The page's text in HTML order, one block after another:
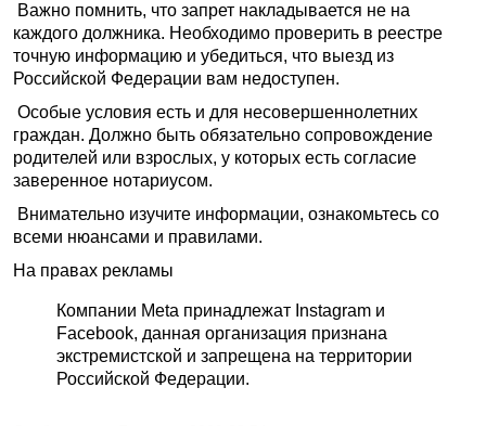
Важно помнить, что запрет накладывается не на
каждого должника. Необходимо проверить в реестре
точную информацию и убедиться, что выезд из
Российской Федерации вам недоступен.
Особые условия есть и для несовершеннолетних
граждан. Должно быть обязательно сопровождение
родителей или взрослых, у которых есть согласие
заверенное нотариусом.
Внимательно изучите информации, ознакомьтесь со
всеми нюансами и правилами.
На правах рекламы
Компании Meta принадлежат Instagram и
Facebook, данная организация признана
экстремистской и запрещена на территории
Российской Федерации.